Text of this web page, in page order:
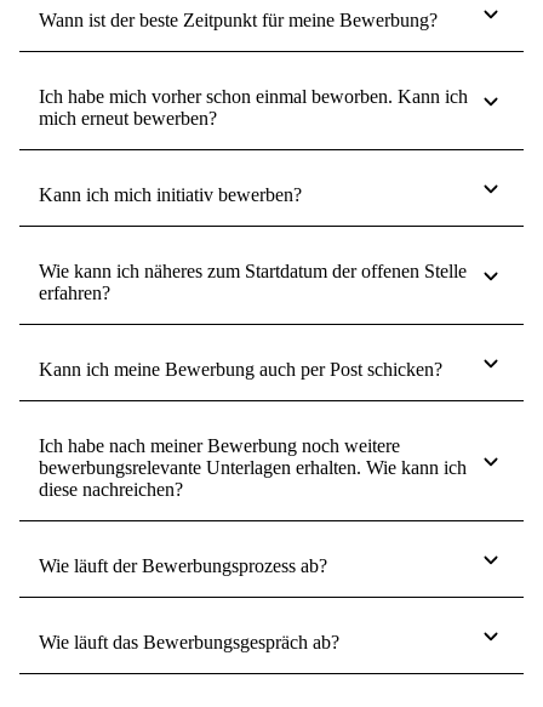
Wann ist der beste Zeitpunkt für meine Bewerbung?
Ich habe mich vorher schon einmal beworben. Kann ich
mich erneut bewerben?
Kann ich mich initiativ bewerben?
Wie kann ich näheres zum Startdatum der offenen Stelle
erfahren?
Kann ich meine Bewerbung auch per Post schicken?
Ich habe nach meiner Bewerbung noch weitere
bewerbungsrelevante Unterlagen erhalten. Wie kann ich
diese nachreichen?
Wie läuft der Bewerbungsprozess ab?
Wie läuft das Bewerbungsgespräch ab?